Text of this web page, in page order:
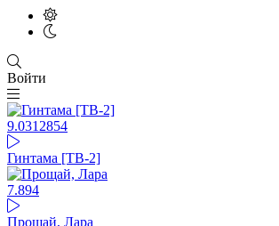
Войти
9.0312854
Гинтама [ТВ-2]
7.894
Прощай, Лара